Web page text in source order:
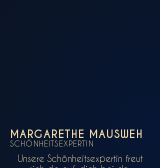
MARGARETHE MAUSWEH
SCHÖNHEITSEXPERTIN
Unsere Schönheitsexpertin freut